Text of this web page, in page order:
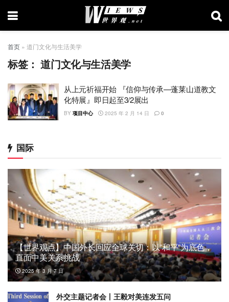
首页 » 道门文化与生活美学
标签：道门文化与生活美学
从上元祈福开始 『信仰与传承—蓬莱山道教文
化特展』即日起至3/2展出
BY 项目中心 2025 年 2 月 14 日 0
国际
【世界观点】中国外长回应全球关切：以”和平”为底色，
直面中美关系挑战
2025 年 3 月 7 日
外交主题记者会丨王毅对美连发五问